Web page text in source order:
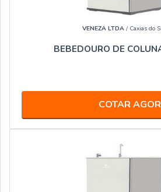
VENEZA LTDA/ Caxias do
BEBEDOURO DE
COTAR